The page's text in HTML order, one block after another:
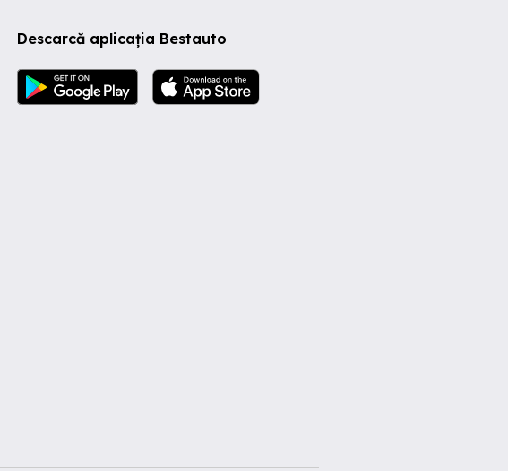
Descarcă aplicația Bestauto